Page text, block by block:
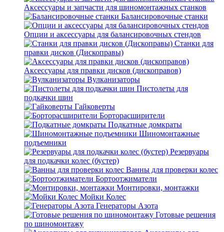
Аксессуары и запчасти для шиномонтажных станков
Балансировочные станки
Опции и аксессуары для балансировочных стендов
Станки для
правки дисков (Дископравы)
Аксессуары для правки дисков (дископравов)
Вулканизаторы
Пистолеты для
подкачки шин
Гайковерты
Борторасширители
Подкатные домкраты
Шиномонтажные
подъемники
Резервуары
для подкачки колес (бустер)
Ванны для проверки колес
Бортоотжиматели
Монтировки, монтажки
Мойки Колес
Генераторы Азота
Готовые решения
по шиномонтажу